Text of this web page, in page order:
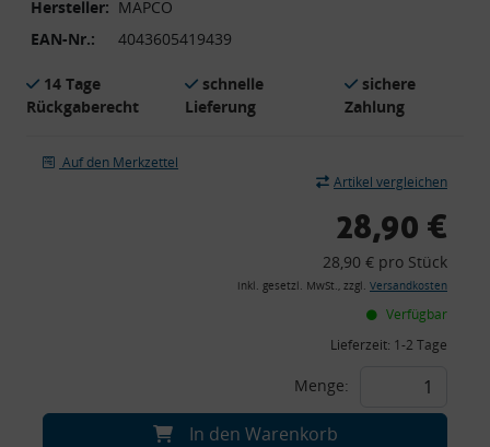
Hersteller: MAPCO
EAN-Nr.:
4043605419439
14 Tage
Rückgaberecht
schnelle
Lieferung
sichere
Zahlung
Auf den Merkzettel
Artikel vergleichen
28,90 €
28,90 € pro Stück
inkl. gesetzl. MwSt., zzgl. Versandkosten
Verfügbar
Lieferzeit: 1-2 Tage
Menge:
In den Warenkorb